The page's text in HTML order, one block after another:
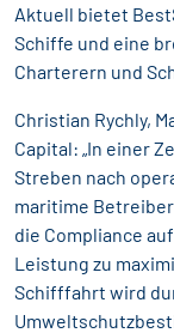
Aktuell bietet
Schiffe und eine
Charterern und
Christian Rychly,
Capital: „In einer
Streben nach
maritime
die Compliance
Leistung zu
Schifffahrt wird